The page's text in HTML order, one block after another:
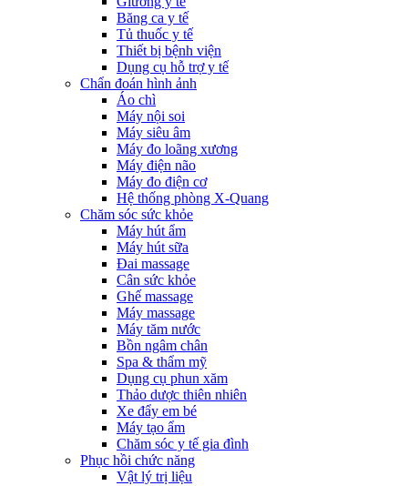
Băng ca y tế
Tủ thuốc y tế
Thiết bị bệnh viện
Dụng cụ hỗ trợ y tế
Chẩn đoán hình ảnh
Áo chì
Máy nội soi
Máy siêu âm
Máy đo loãng xương
Máy điện não
Máy đo điện cơ
Hệ thống phòng X-Quang
Chăm sóc sức khỏe
Máy hút ẩm
Máy hút sữa
Đai massage
Cân sức khỏe
Ghế massage
Máy massage
Máy tăm nước
Bồn ngâm chân
Spa & thẩm mỹ
Dụng cụ phun xăm
Thảo dược thiên nhiên
Xe đẩy em bé
Máy tạo ẩm
Chăm sóc y tế gia đình
Phục hồi chức năng
Vật lý trị liệu